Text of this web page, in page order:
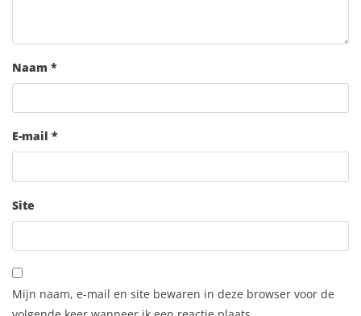
Naam *
E-mail *
Site
Mijn naam, e-mail en site bewaren in deze browser voor de